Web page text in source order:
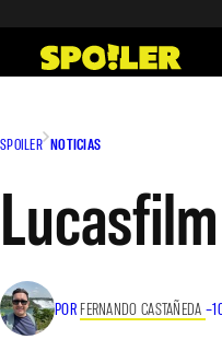
contenido
SPOILER NOTICIAS
POR FERNANDO CASTAÑEDA –